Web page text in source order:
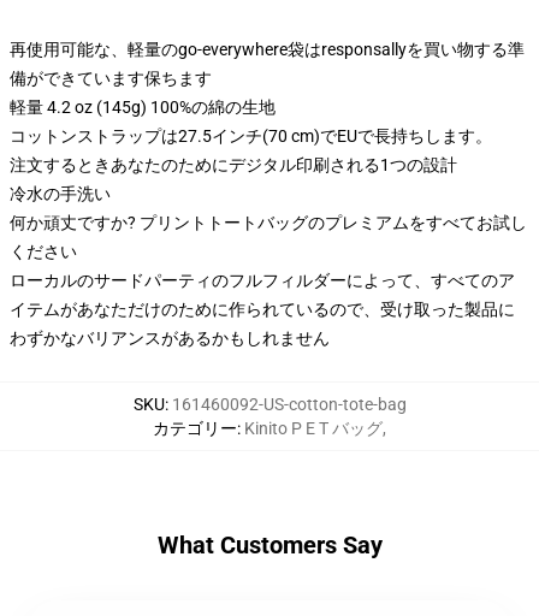
再使用可能な、軽量のgo-everywhere袋はresponsallyを買い物する準
備ができています保ちます
軽量 4.2 oz (145g) 100%の綿の生地
コットンストラップは27.5インチ(70 cm)でEUで長持ちします。
注文するときあなたのためにデジタル印刷される1つの設計
冷水の手洗い
何か頑丈ですか? プリントトートバッグのプレミアムをすべてお試し
ください
ローカルのサードパーティのフルフィルダーによって、すべてのア
イテムがあなただけのために作られているので、受け取った製品に
わずかなバリアンスがあるかもしれません
SKU: 161460092-US-cotton-tote-bag
カテゴリー: Kinito P E T バッグ,
What Customers Say